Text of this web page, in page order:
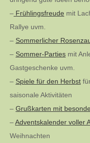
– Frühlingsfreude mit
Rallye uvm.
– Sommerlicher
– Sommer-Parties mit
Gastgeschenke uvm.
– Spiele für den Herbst
saisonale Aktivitäten
– Grußkarten mit
–Adventskalender voller
Weihnachten